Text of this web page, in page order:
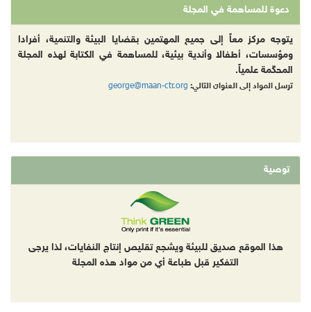
دعوة للمساهمة في المجلة
يتوجه مركز معاً إلى جميع المهتمين بقضايا البيئة والتنمية، أفرادا
ومؤسسات، أطفالا وأندية بيئية، للمساهمة في الكتابة لهذه المجلة
المحكّمة علمياً.
ترسل المواد إلى العنوان التالي: george@maan-ctr.org
توصية
هذا الموقع صديق للبيئة ويشجع تقليص إنتاج النفايات، لذا يرجى
التفكير قبل طباعة أي من مواد هذه المجلة